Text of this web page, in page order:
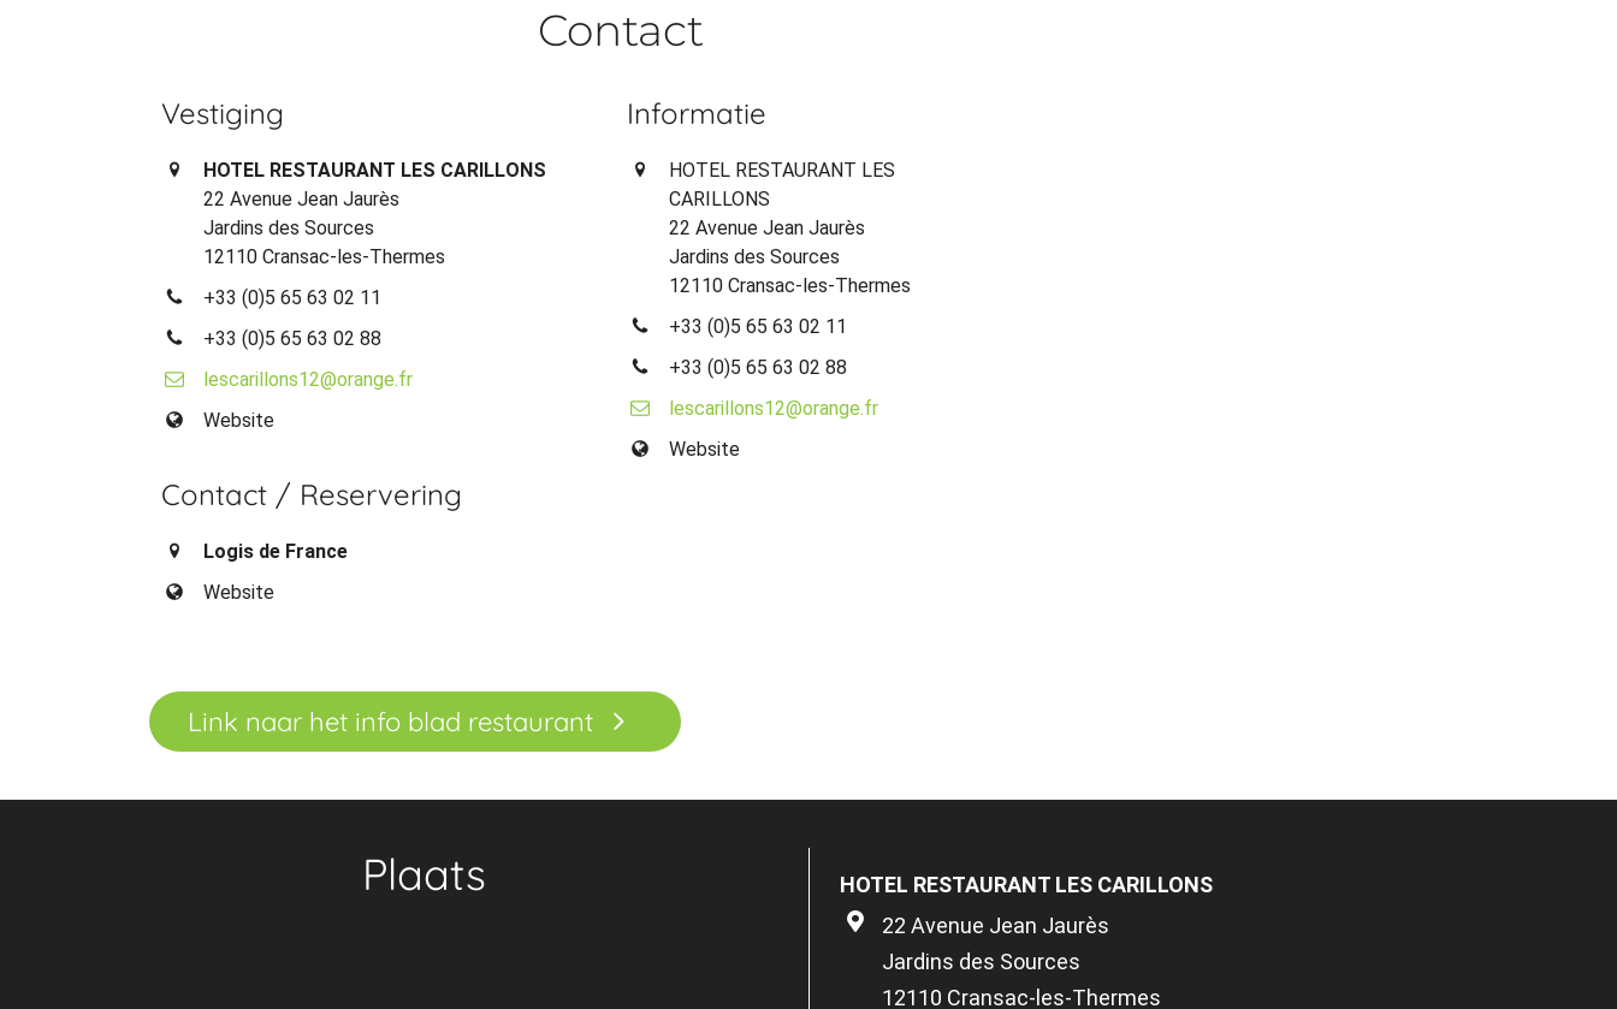
Contact
Vestiging
HOTEL RESTAURANT LES CARILLONS
22 Avenue Jean Jaurès
Jardins des Sources
12110 Cransac-les-Thermes
+33 (0)5 65 63 02 11
+33 (0)5 65 63 02 88
lescarillons12@orange.fr
Website
Informatie
HOTEL RESTAURANT LES
CARILLONS
22 Avenue Jean Jaurès
Jardins des Sources
12110 Cransac-les-Thermes
+33 (0)5 65 63 02 11
+33 (0)5 65 63 02 88
lescarillons12@orange.fr
Website
Contact / Reservering
Logis de France
Website
Link naar het info blad restaurant
Plaats
HOTEL RESTAURANT LES CARILLONS
22 Avenue Jean Jaurès
Jardins des Sources
12110 Cransac-les-Thermes